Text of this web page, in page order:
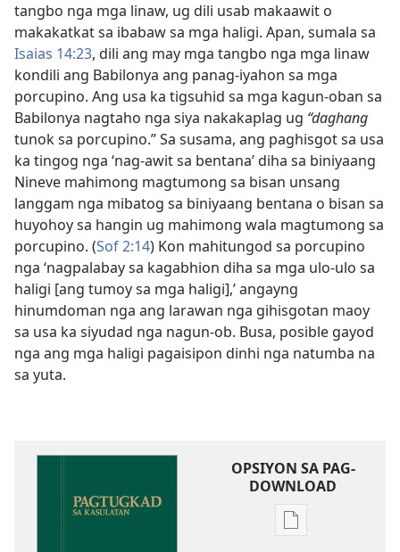
tangbo nga mga linaw, ug dili usab makaawit o
makakatkat sa ibabaw sa mga haligi. Apan, sumala sa
Isaias 14:​23, dili ang may mga tangbo nga mga linaw
kondili ang Babilonya ang panag-iyahon sa mga
porcupino. Ang usa ka tigsuhid sa mga kagun-oban sa
Babilonya nagtaho nga siya nakakaplag ug “daghang
tunok sa porcupino.” Sa susama, ang paghisgot sa usa
ka tingog nga ‘nag-awit sa bentana’ diha sa biniyaang
Nineve mahimong magtumong sa bisan unsang
langgam nga mibatog sa biniyaang bentana o bisan sa
huyohoy sa hangin ug mahimong wala magtumong sa
porcupino. (Sof 2:14) Kon mahitungod sa porcupino
nga ‘nagpalabay sa kagabhion diha sa mga ulo-ulo sa
haligi [ang tumoy sa mga haligi],’ angayng
hinumdoman nga ang larawan nga gihisgotan maoy
sa usa ka siyudad nga nagun-ob. Busa, posible gayod
nga ang mga haligi pagaisipon dinhi nga natumba na
sa yuta.
OPSIYON SA PAG-
DOWNLOAD
Opsiyon